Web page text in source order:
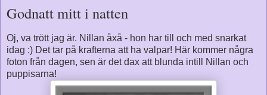
Godnatt mitt i natten
Oj, va trött jag är. Nillan åxå - hon har till och med snarkat
idag :) Det tar på krafterna att ha valpar! Här kommer några
foton från dagen, sen är det dax att blunda intill Nillan och
puppisarna!